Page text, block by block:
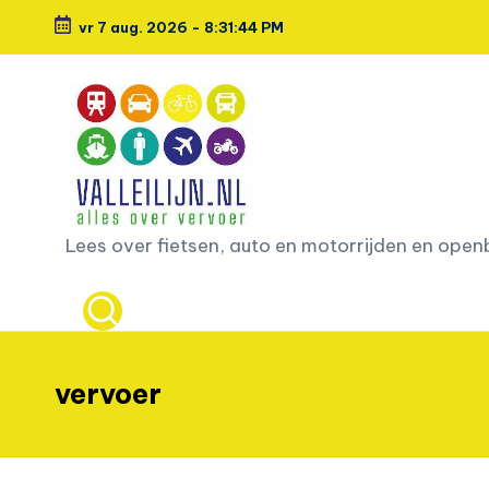
Ga
vr 7 aug. 2026 - 8:31:45 PM
L
e
e
s
Lees over fietsen, auto en motorrijden en
vervoer